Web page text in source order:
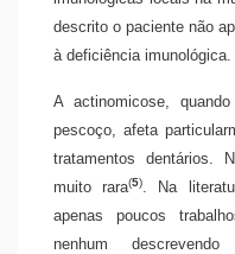
descrito o paciente não
à deficiência imunológica.
A actinomicose,
pescoço, afeta
tratamentos dentários.
muito rara(5)
. Na
apenas poucos
nenhum